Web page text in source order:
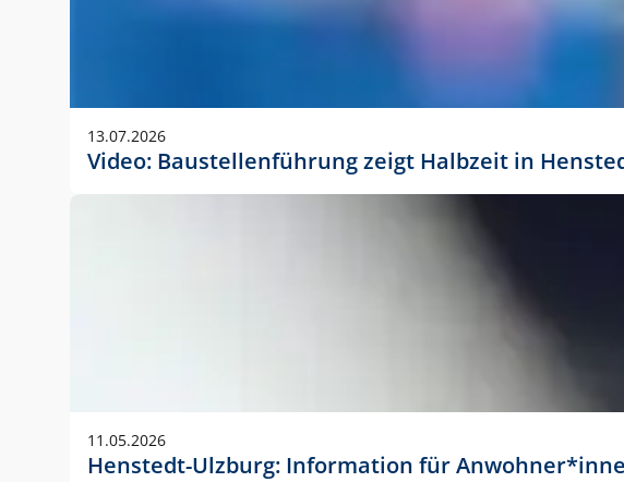
13.07.2026
Video: Baustellenführung zeigt Halbzeit in
11.05.2026
Henstedt-Ulzburg: Information für